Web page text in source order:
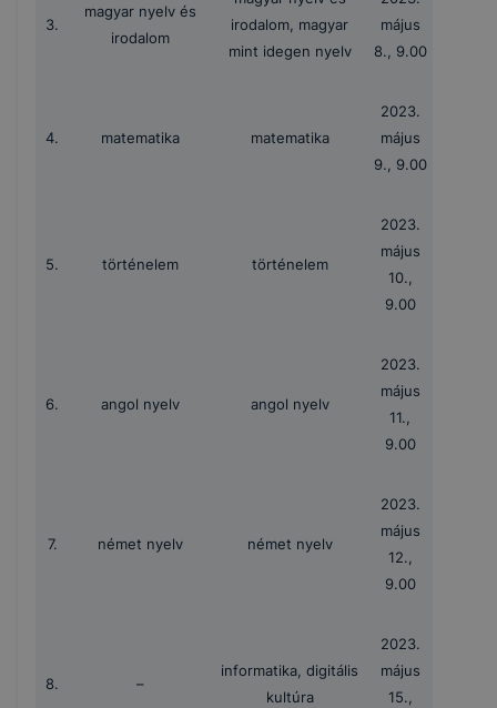
3.
magyar nyelv és
irodalom
irodalom, magyar
mint idegen nyelv
május
8., 9.00
4. matematika matematika
2023.
május
9., 9.00
5. történelem történelem
2023.
május
10.,
9.00
6. angol nyelv angol nyelv
2023.
május
11.,
9.00
7. német nyelv német nyelv
2023.
május
12.,
9.00
8. –
informatika, digitális
kultúra
2023.
május
15.,